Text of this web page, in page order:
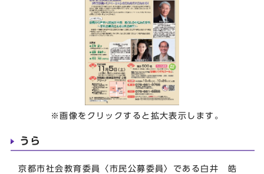
※画像をクリックすると拡大表示します。
うら
京都市社会教育委員〈市民公募委員〉である白井 皓